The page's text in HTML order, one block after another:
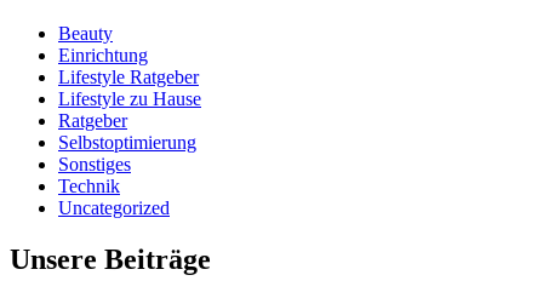
Beauty
Einrichtung
Lifestyle Ratgeber
Lifestyle zu Hause
Ratgeber
Selbstoptimierung
Sonstiges
Technik
Uncategorized
Unsere Beiträge